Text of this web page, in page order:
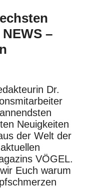
–
Dr.
Neuigkeiten
der Welt der
VÖGEL.
Euch warum